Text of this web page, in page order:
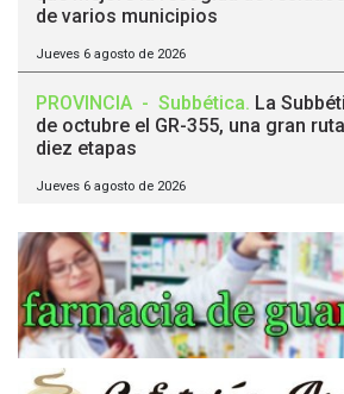
de varios municipios
Jueves 6 agosto de 2026
PROVINCIA - Subbética. La
de octubre el GR-355, una gran
diez etapas
Jueves 6 agosto de 2026